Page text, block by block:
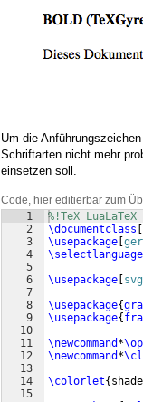
Um die
Schriftarten nicht mehr
einsetzen soll.
Code, hier editierbar zum
1
2
3
4
5
6
7
8
9
10
11
12
13
14
15
%!TeX LuaLaTeX
\documentclass
\usepackage
\selectlanguage
\usepackage
\usepackage{
\usepackage{
\newcommand *
\newcommand *
\colorlet{